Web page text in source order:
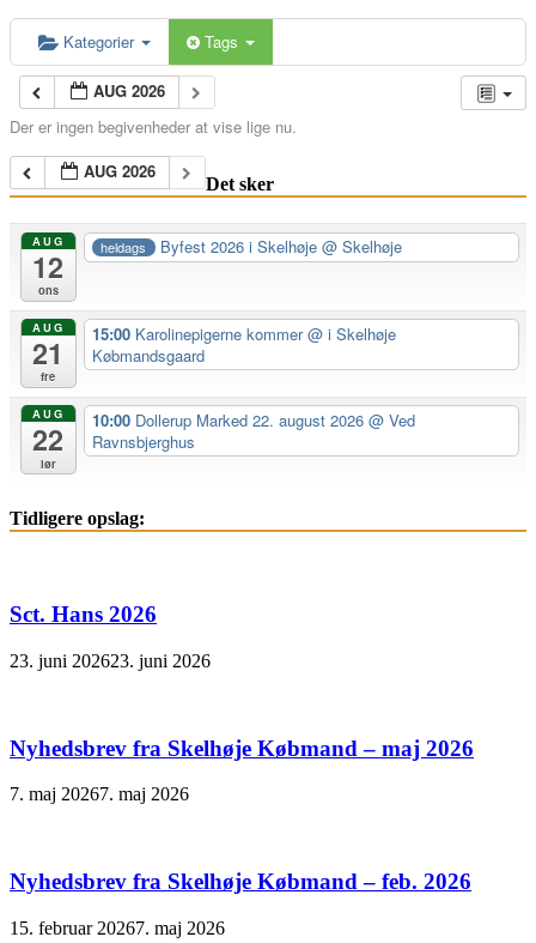
Kategorier Tags
AUG 2026
Der er ingen begivenheder at vise lige nu.
AUG 2026
Det sker
AUG
12
ons
heldags Byfest 2026 i Skelhøje@ Skelhøje
AUG
21
fre
15:00 Karolinepigerne kommer@ i Skelhøje
Købmandsgaard
AUG
22
lør
10:00 Dollerup Marked 22. august 2026 @ Ved
Ravnsbjerghus
Tidligere opslag:
Sct. Hans 2026
23. juni 202623. juni 2026
Nyhedsbrev fra Skelhøje Købmand – maj 2026
7. maj 20267. maj 2026
Nyhedsbrev fra Skelhøje Købmand – feb. 2026
15. februar 20267. maj 2026